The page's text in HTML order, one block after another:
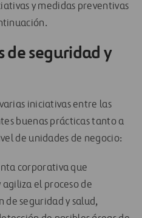
y medidas preventivas
de seguridad y
iniciativas entre las
buenas prácticas tanto a
de unidades de negocio:
corporativa que
el proceso de
de seguridad y salud,